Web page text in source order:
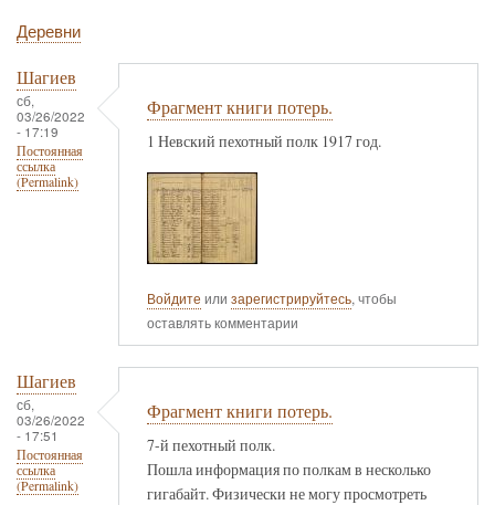
Деревни
Шагиев
сб,
03/26/2022
- 17:19
Постоянная
ссылка
(Permalink)
Фрагмент книги потерь.
1 Невский пехотный полк 1917 год.
Войдите или зарегистрируйтесь, чтобы
оставлять комментарии
Шагиев
сб,
03/26/2022
- 17:51
Постоянная
ссылка
(Permalink)
Фрагмент книги потерь.
7-й пехотный полк.
Пошла информация по полкам в несколько
гигабайт. Физически не могу просмотреть